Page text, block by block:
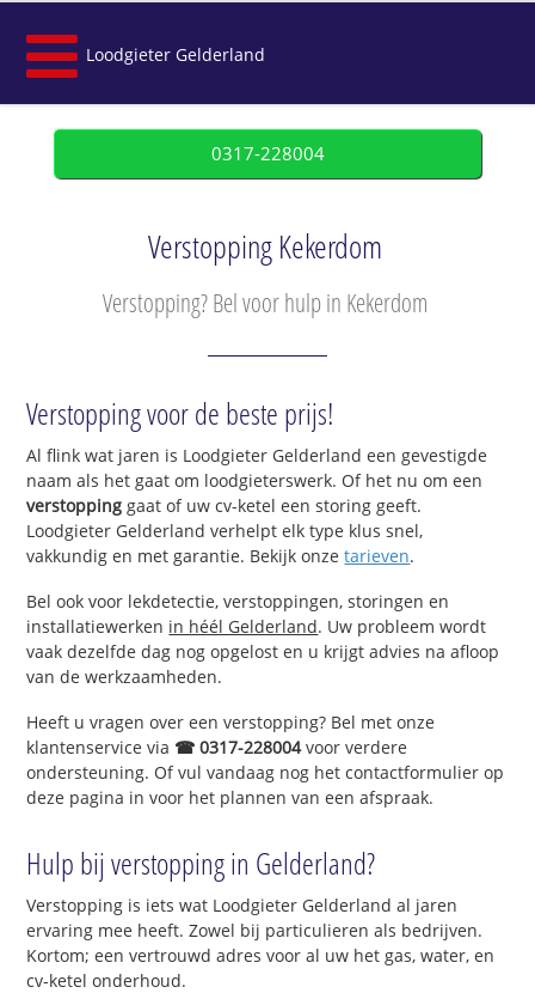
Loodgieter Gelderland
0317-228004
Verstopping Kekerdom
Verstopping? Bel voor hulp in Kekerdom
Verstopping voor de beste prijs!
Al flink wat jaren is Loodgieter Gelderland een gevestigde
naam als het gaat om loodgieterswerk. Of het nu om een
verstopping gaat of uw cv-ketel een storing geeft.
Loodgieter Gelderland verhelpt elk type klus snel,
vakkundig en met garantie. Bekijk onzetarieven.
Bel ook voor lekdetectie, verstoppingen, storingen en
installatiewerken in héél Gelderland. Uw probleem wordt
vaak dezelfde dag nog opgelost en u krijgt advies na afloop
van de werkzaamheden.
Heeft u vragen over een verstopping? Bel met onze
klantenservice via ☎ 0317-228004voor verdere
ondersteuning. Of vul vandaag nog het contactformulier op
deze pagina in voor het plannen van een afspraak.
Hulp bij verstopping in Gelderland?
Verstopping is iets wat Loodgieter Gelderland al jaren
ervaring mee heeft. Zowel bij particulieren als bedrijven.
Kortom; een vertrouwd adres voor al uw het gas, water, en
cv-ketel onderhoud.